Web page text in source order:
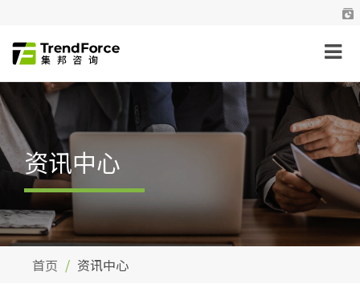
资讯中心
首页 资讯中心